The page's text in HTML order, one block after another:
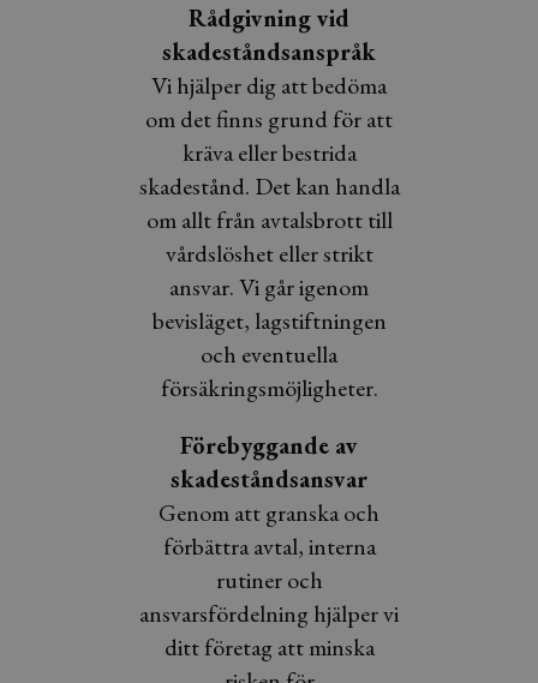
Rådgivning vid
skadeståndsanspråk
Vi hjälper dig att bedöma
om det finns grund för att
kräva eller bestrida
skadestånd. Det kan handla
om allt från avtalsbrott till
vårdslöshet eller strikt
ansvar. Vi går igenom
bevisläget, lagstiftningen
och eventuella
försäkringsmöjligheter.
Förebyggande av
skadeståndsansvar
Genom att granska och
förbättra avtal, interna
rutiner och
ansvarsfördelning hjälper vi
ditt företag att minska